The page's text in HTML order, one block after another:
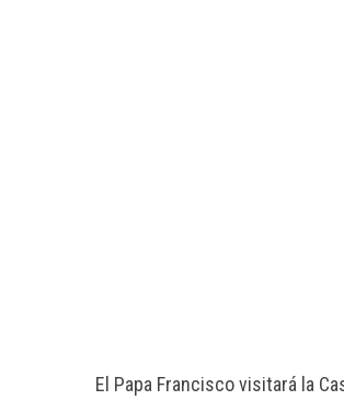
El Papa Francisco visitará la